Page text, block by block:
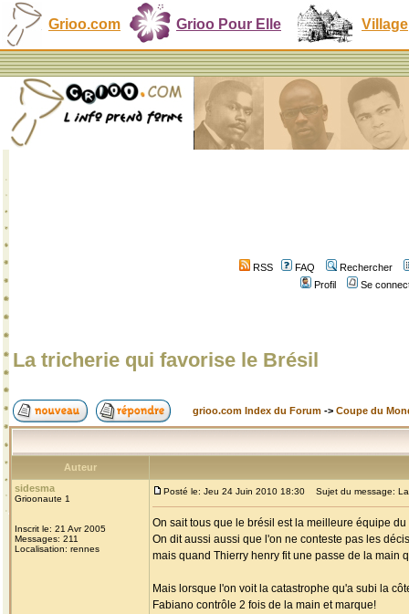
Grioo.com Grioo Pour Elle Village
RSS FAQ
Rechercher
Profil
Se
La tricherie qui favorise le Brésil
grioo.com Index du Forum -> Coupe du
Auteur
sidesma
Grioonaute 1
Inscrit le: 21 Avr 2005
Messages: 211
Localisation: rennes
Posté le: Jeu 24 Juin 2010 18:30 Sujet du message:
On sait tous que le brésil est la meilleure équipe
On dit aussi aussi que l'on ne conteste pas les
mais quand Thierry henry fit une passe de la main
Mais lorsque l'on voit la catastrophe qu'a subi la
Fabiano contrôle 2 fois de la main et marque!